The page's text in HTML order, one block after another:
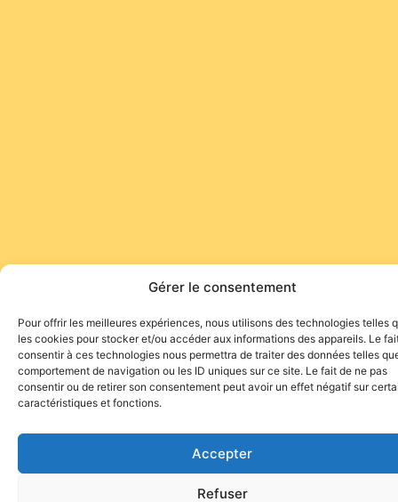
Gérer le consentement
Pour offrir les meilleures expériences, nous utilisons des technologies telles
les cookies pour stocker et/ou accéder aux informations des appareils. Le
consentir à ces technologies nous permettra de traiter des données telles
comportement de navigation ou les ID uniques sur ce site. Le fait de ne pas
consentir ou de retirer son consentement peut avoir un effet négatif sur
caractéristiques et fonctions.
Accepter
Refuser